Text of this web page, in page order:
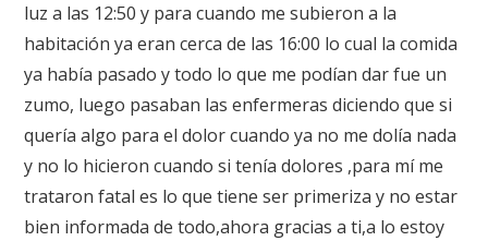
luz a las 12:50 y para cuando me subieron a la
habitación ya eran cerca de las 16:00 lo cual la comida
ya había pasado y todo lo que me podían dar fue un
zumo, luego pasaban las enfermeras diciendo que si
quería algo para el dolor cuando ya no me dolía nada
y no lo hicieron cuando si tenía dolores ,para mí me
trataron fatal es lo que tiene ser primeriza y no estar
bien informada de todo,ahora gracias a ti,a lo estoy